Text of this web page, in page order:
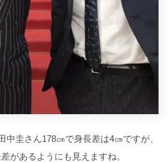
中圭さん178㎝で身長差は4㎝ですが、
があるようにも見えますね。